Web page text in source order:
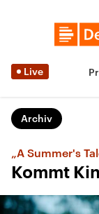
Live
Archiv
„A Summer's
Kommt